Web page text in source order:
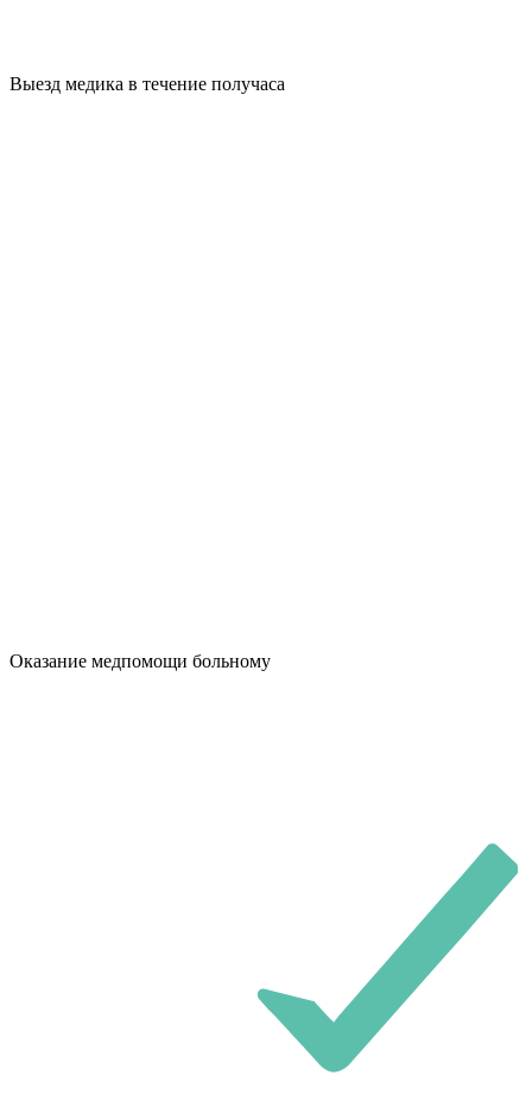
Выезд медика в течение получаса
Оказание медпомощи больному